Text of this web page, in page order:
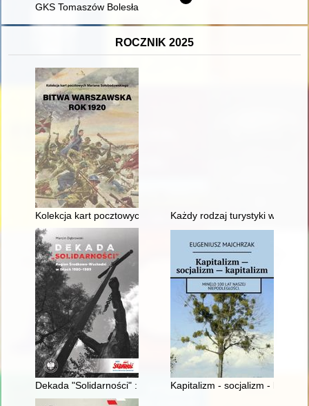
GKS Tomaszów Bolesławiecki : historia klubu sportowego
ROCZNIK 2025
Kolekcja kart pocztowych Mariana Sołobodowskiego "Bitwa
Każdy rodzaj turystyki
Dekada "Solidarności" : Region Środkowo-Wschodni w latach
Kapitalizm - socjalizm -